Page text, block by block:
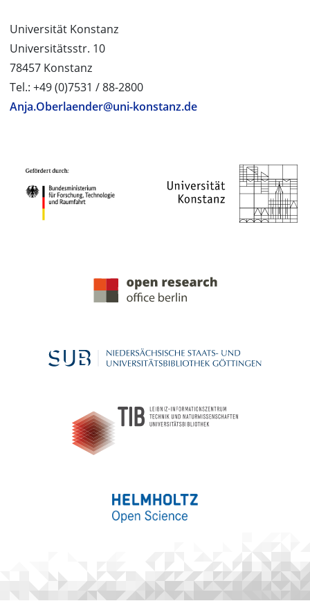
Universität Konstanz
Universitätsstr. 10
78457 Konstanz
Tel.: +49 (0)7531 / 88-2800
Anja.Oberlaender@uni-konstanz.de